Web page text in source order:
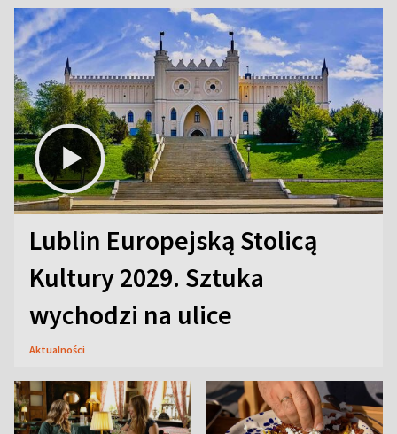
Lublin Europejską Stolicą
Kultury 2029. Sztuka
wychodzi na ulice
Aktualności